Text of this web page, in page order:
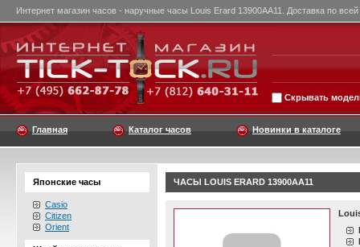
Интернет магазин часов - наручные часы Louis Erard 13900AA11. Доставка по
Скрывать
Главная Каталог часов Новинки в каталоге
Японские часы
Casio
Citizen
Orient
ЧАСЫ LOUIS ERARD 13900AA11